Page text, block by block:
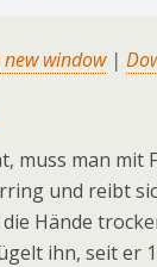
new window|
muss man mit
und reibt
Hände
ihn, seit er